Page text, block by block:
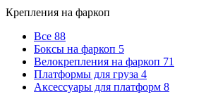
Крепления на фаркоп
Все 88
Боксы на фаркоп 5
Велокрепления на фаркоп 71
Платформы для груза 4
Аксессуары для платформ 8